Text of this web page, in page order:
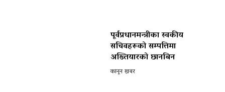
पूर्वप्रधानमन्त्रीका स्वकीय
सचिवहरूको सम्पत्तिमा
अख्तियारको छानबिन
कानून खबर